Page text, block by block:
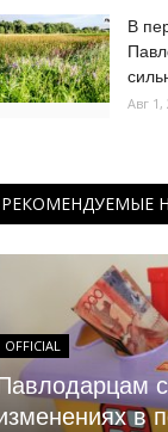
В
Авг 1,
РЕКОМЕНДУЕМЫЕ
OFFICIAL
в